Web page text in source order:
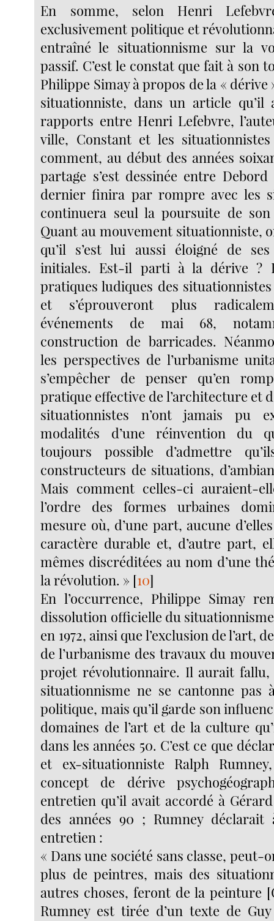
En somme, selon Henri
exclusivement politique et
entraîné le situationnisme sur la
passif. C’est le constat que fait à son
Philippe Simay à propos de la «
situationniste, dans un article qu’il
rapports entre Henri Lefebvre,
ville, Constant et les
comment, au début des années
partage s’est dessinée entre
dernier finira par rompre avec les
continuera seul la poursuite de
Quant au mouvement situationniste,
qu’il s’est lui aussi éloigné de
initiales. Est-il parti à la dérive ?
pratiques ludiques des
et s’éprouveront plus
événements de mai 68,
construction de barricades.
les perspectives de l’urbanisme
s’empêcher de penser qu’en
pratique effective de l’architecture et
situationnistes n’ont jamais pu
modalités d’une réinvention du
toujours possible d’admettre
constructeurs de situations,
Mais comment celles-ci auraient-
l’ordre des formes urbaines
mesure où, d’une part, aucune
caractère durable et, d’autre part,
mêmes discréditées au nom d’une
la révolution. » [10]
En l’occurrence, Philippe Simay
dissolution officielle du
en 1972, ainsi que l’exclusion de l’art,
de l’urbanisme des travaux du
projet révolutionnaire. Il aurait fallu,
situationnisme ne se cantonne pas
politique, mais qu’il garde son
domaines de l’art et de la culture
dans les années 50. C’est ce que
et ex-situationniste Ralph
concept de dérive
entretien qu’il avait accordé à
des années 90 ; Rumney
entretien :
« Dans une société sans classe, peut-
plus de peintres, mais des
autres choses, feront de la peinture
Rumney est tirée d’un texte de